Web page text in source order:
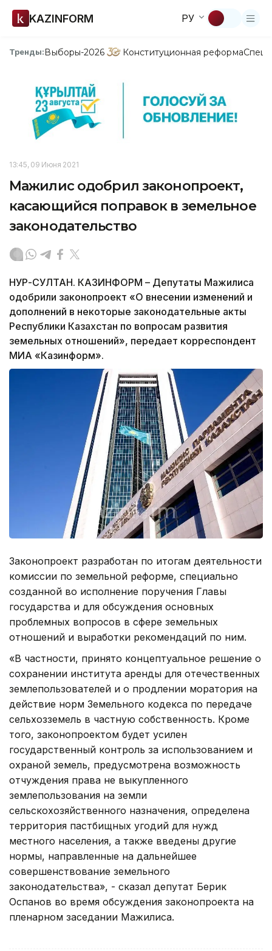
KAZINFORM РУ
Тренды:Выборы-2026 Конституционная реформа
13:45, 09 Июня 2021
Мажилис одобрил законопроект,
касающийся поправок в земельное
законодательство
НУР-СУЛТАН. КАЗИНФОРМ – Депутаты Мажилиса
одобрили законопроект «О внесении изменений и
дополнений в некоторые законодательные акты
Республики Казахстан по вопросам развития
земельных отношений», передает корреспондент
МИА «Казинформ».
Законопроект разработан по итогам деятельности
комиссии по земельной реформе, специально
созданной во исполнение поручения Главы
государства и для обсуждения основных
проблемных вопросов в сфере земельных
отношений и выработки рекомендаций по ним.
«В частности, принято концептуальное решение о
сохранении института аренды для отечественных
землепользователей и о продлении моратория на
действие норм Земельного кодекса по передаче
сельхозземель в частную собственность. Кроме
того, законопроектом будет усилен
государственный контроль за использованием и
охраной земель, предусмотрена возможность
отчуждения права не выкупленного
землепользования на земли
сельскохозяйственного назначения, определена
территория пастбищных угодий для нужд
местного населения, а также введены другие
нормы, направленные на дальнейшее
совершенствование земельного
законодательства», - сказал депутат Берик
Оспанов во время обсуждения законопроекта на
пленарном заседании Мажилиса.